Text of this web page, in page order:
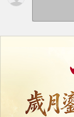
下一篇 : 一